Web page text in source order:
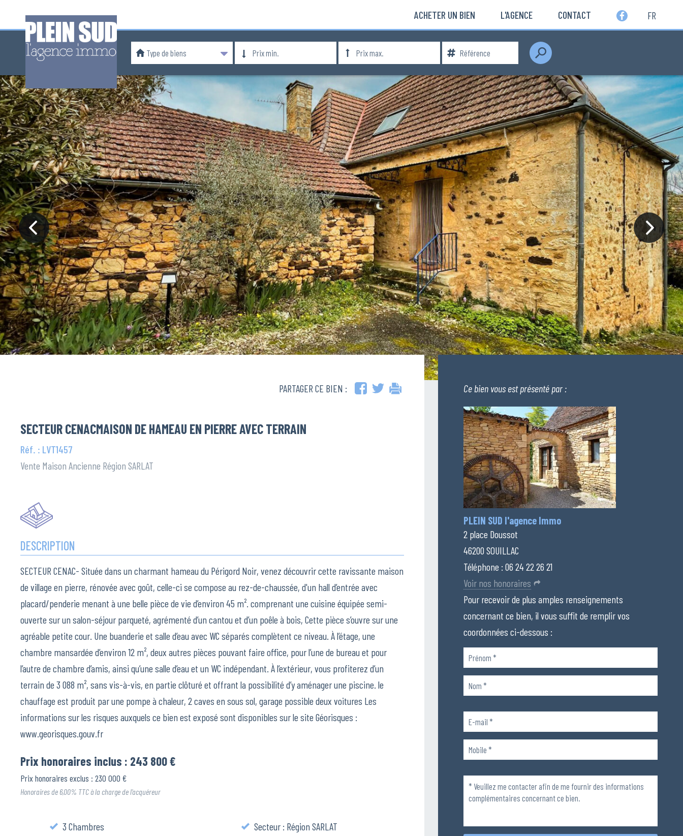
ACHETER UN BIEN L'AGENCE CONTACT FR
Rechercher
PARTAGER CE BIEN :
SECTEUR CENACMAISON DE HAMEAU EN PIERRE AVEC TERRAIN
Réf. : LVT1457
Vente Maison Ancienne Région SARLAT
DESCRIPTION
SECTEUR CENAC- Située dans un charmant hameau du Périgord Noir, venez découvrir cette ravissante maison
de village en pierre, rénovée avec goût, celle-ci se compose au rez-de-chaussée, d'un hall d’entrée avec
placard/penderie menant à une belle pièce de vie d’environ 45 m². comprenant une cuisine équipée semi-
ouverte sur un salon-séjour parqueté, agrémenté d’un cantou et d’un poêle à bois, Cette pièce s’ouvre sur une
agréable petite cour. Une buanderie et salle d’eau avec WC séparés complètent ce niveau. À l’étage, une
chambre mansardée d’environ 12 m², deux autres pièces pouvant faire office, pour l’une de bureau et pour
l’autre de chambre d’amis, ainsi qu’une salle d’eau et un WC indépendant. À l’extérieur, vous profiterez d’un
terrain de 3 088 m², sans vis-à-vis, en partie clôturé et offrant la possibilité d’y aménager une piscine. le
chauffage est produit par une pompe à chaleur, 2 caves en sous sol, garage possible deux voitures Les
informations sur les risques auxquels ce bien est exposé sont disponibles sur le site Géorisques :
www.georisques.gouv.fr
Prix honoraires inclus : 243 800 €
Prix honoraires exclus : 230 000 €
Honoraires de 6,00% TTC à la charge de l’acquéreur
3 Chambres
Secteur : Région SARLAT
Ce bien vous est présenté par :
PLEIN SUD l'agence Immo
2 place Doussot
46200 SOUILLAC
Téléphone : 06 24 22 26 21
Voir nos honoraires
Pour recevoir de plus amples renseignements
concernant ce bien, il vous suffit de remplir vos
coordonnées ci-dessous :
Veuillez
laisser
ce
champ
vide.
Veuillez
laisser
champ